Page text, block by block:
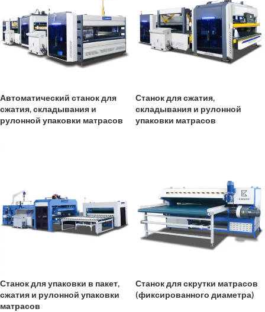
Автоматический станок для
сжатия, складывания и
рулонной упаковки матрасов
Станок для сжатия,
складывания и рулонной
упаковки матрасов
Станок для упаковки в пакет,
сжатия и рулонной упаковки
матрасов
Станок для скрутки матрасов
(фиксированного диаметра)